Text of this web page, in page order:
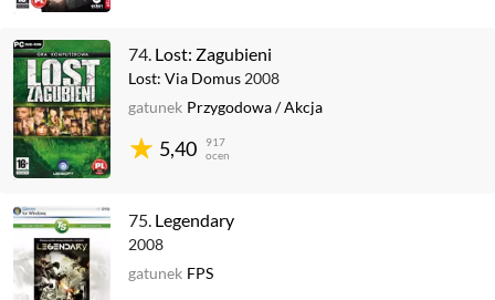
74. Lost: Zagubieni
Lost: Via Domus 2008
5,40
917
ocen
gatunek Przygodowa/Akcja
75. Legendary
2008
gatunek FPS